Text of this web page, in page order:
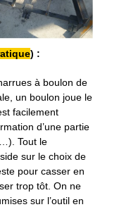
) :
à boulon de
un boulon joue le
facilement
d’une partie
Tout le
sur le choix de
pour casser en
trop tôt. On ne
sur l’outil en